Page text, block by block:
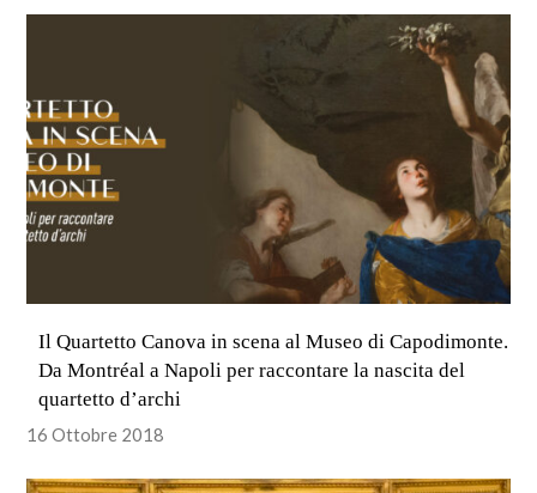
Il Quartetto Canova in scena al Museo di Capodimonte.
Da Montréal a Napoli per raccontare la nascita del
quartetto d’archi
16 Ottobre 2018